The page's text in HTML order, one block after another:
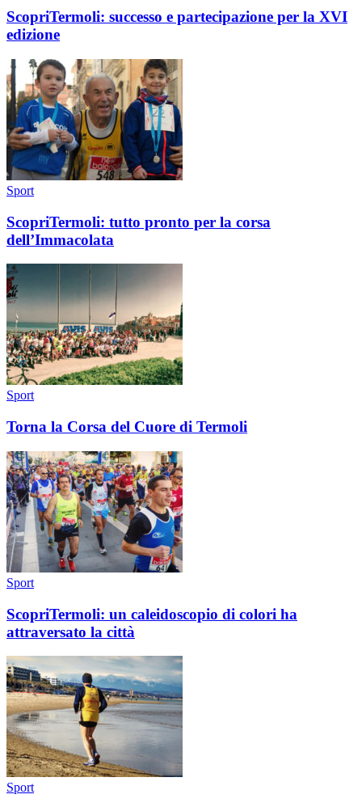
ScopriTermoli: successo e partecipazione per la XVI
edizione
Sport
ScopriTermoli: tutto pronto per la corsa
dell’Immacolata
Sport
Torna la Corsa del Cuore di Termoli
Sport
ScopriTermoli: un caleidoscopio di colori ha
attraversato la città
Sport